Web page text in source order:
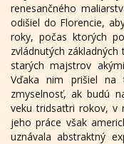
renesančného
odišiel do Florencie,
roky, počas ktorých
zvládnutých
starých majstrov
Vďaka nim prišiel na
zmyselnosť, ak budú
veku tridsaťtri rokov, v
jeho práce však
uznávala abstraktný